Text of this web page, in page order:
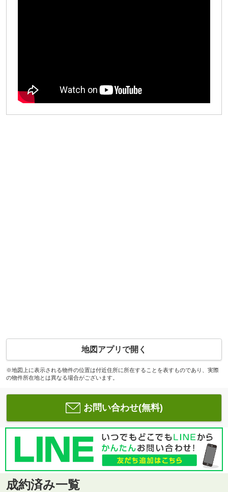
地図アプリで開く
※地図上に表示される物件の位置は付近住所に所在することを表すものであり、実際
の物件所在地とは異なる場合がございます。
お問い合わせ(無料)
成約済み一覧